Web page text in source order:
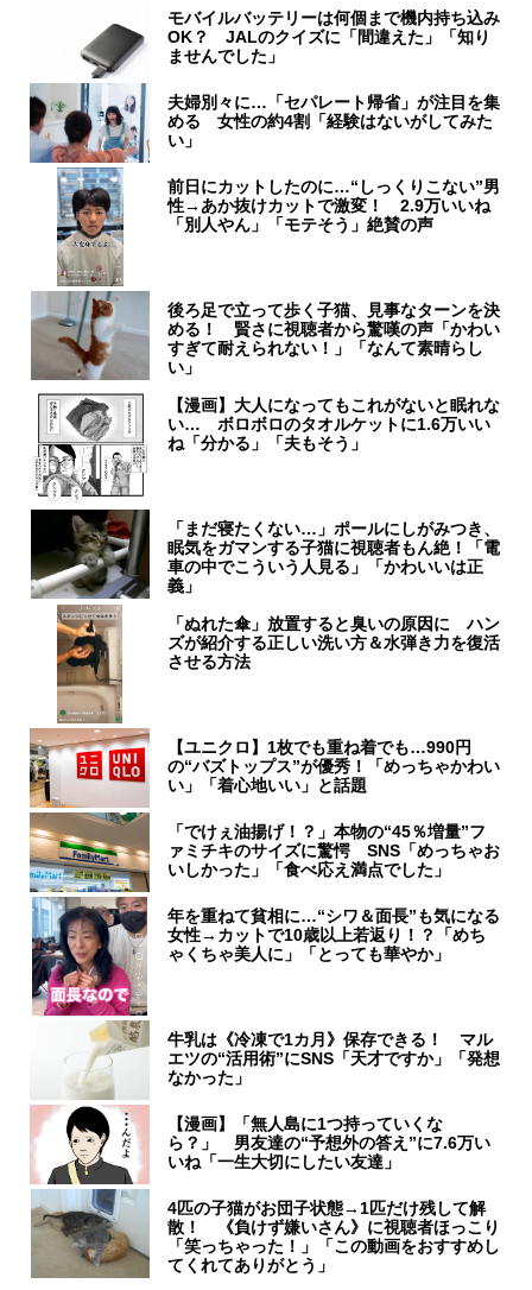
モバイルバッテリーは何個まで機内持ち込み
OK？ JALのクイズに「間違えた」「知り
ませんでした」
夫婦別々に…「セパレート帰省」が注目を集
める 女性の約4割「経験はないがしてみた
い」
前日にカットしたのに…“しっくりこない”男
性→あか抜けカットで激変！ 2.9万いいね
「別人やん」「モテそう」絶賛の声
後ろ足で立って歩く子猫、見事なターンを決
める！ 賢さに視聴者から驚嘆の声「かわい
すぎて耐えられない！」「なんて素晴らし
い」
【漫画】大人になってもこれがないと眠れな
い… ボロボロのタオルケットに1.6万いい
ね「分かる」「夫もそう」
「まだ寝たくない…」ポールにしがみつき、
眠気をガマンする子猫に視聴者もん絶！「電
車の中でこういう人見る」「かわいいは正
義」
「ぬれた傘」放置すると臭いの原因に ハン
ズが紹介する正しい洗い方＆水弾き力を復活
させる方法
【ユニクロ】1枚でも重ね着でも…990円
の“バズトップス”が優秀！「めっちゃかわい
い」「着心地いい」と話題
「でけぇ油揚げ！？」本物の“45％増量”フ
ァミチキのサイズに驚愕 SNS「めっちゃお
いしかった」「食べ応え満点でした」
年を重ねて貧相に…“シワ＆面長”も気になる
女性→カットで10歳以上若返り！？「めち
ゃくちゃ美人に」「とっても華やか」
牛乳は《冷凍で1カ月》保存できる！ マル
エツの“活用術”にSNS「天才ですか」「発想
なかった」
【漫画】「無人島に1つ持っていくな
ら？」 男友達の“予想外の答え”に7.6万い
いね「一生大切にしたい友達」
4匹の子猫がお団子状態→1匹だけ残して解
散！ 《負けず嫌いさん》に視聴者ほっこり
「笑っちゃった！」「この動画をおすすめし
てくれてありがとう」